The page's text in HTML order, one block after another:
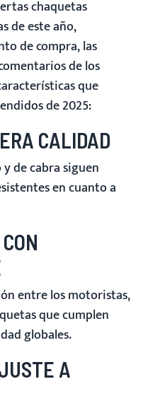
chaquetas
de este año,
de compra, las
de los
que
de 2025:
CALIDAD
de cabra siguen
en cuanto a
entre los motoristas,
que cumplen
globales.
A